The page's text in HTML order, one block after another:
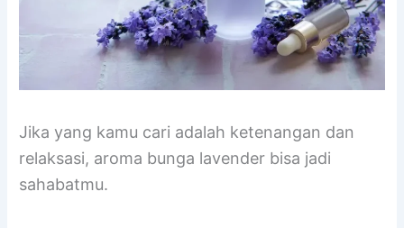
Jika yang kamu cari adalah ketenangan dan
relaksasi, aroma bunga lavender bisa jadi
sahabatmu.